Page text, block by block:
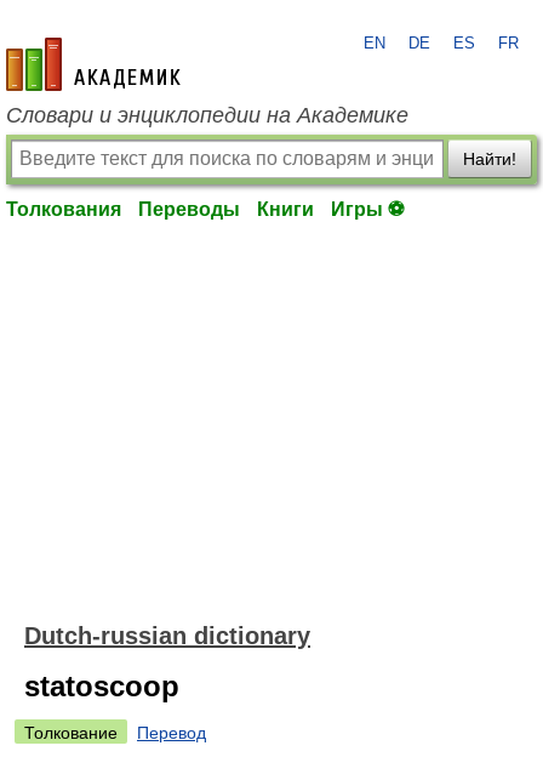
academic.ru
EN DE ES FR
Словари и энциклопедии на Академике
Найти!
Толкования Переводы Книги Игры ⚽
Dutch-russian dictionary
statoscoop
Толкование
Перевод